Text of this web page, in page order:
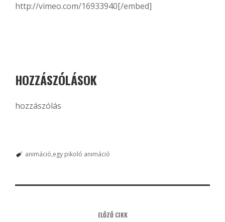
http://vimeo.com/16933940[/embed]
HOZZÁSZÓLÁSOK
hozzászólás
animáció egy pikoló animáció
ELŐZŐ CIKK